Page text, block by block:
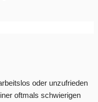
oder unzufrieden
oftmals schwierigen